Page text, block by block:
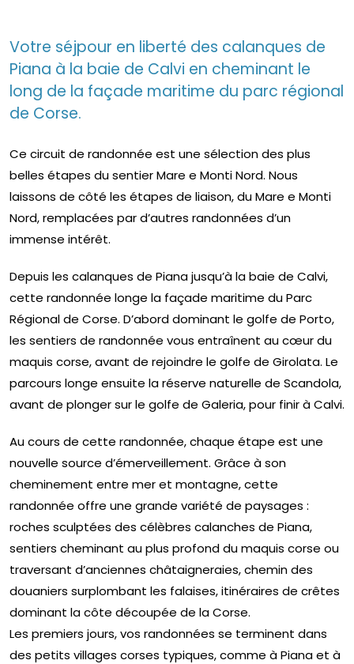
Votre séjpour en liberté des calanques de
Piana à la baie de Calvi en cheminant le
long de la façade maritime du parc régional
de Corse.
Ce circuit de randonnée est une sélection des plus
belles étapes du sentier Mare e Monti Nord. Nous
laissons de côté les étapes de liaison, du Mare e Monti
Nord, remplacées par d’autres randonnées d’un
immense intérêt.
Depuis les calanques de Piana jusqu’à la baie de Calvi,
cette randonnée longe la façade maritime du Parc
Régional de Corse. D’abord dominant le golfe de Porto,
les sentiers de randonnée vous entraînent au cœur du
maquis corse, avant de rejoindre le golfe de Girolata. Le
parcours longe ensuite la réserve naturelle de Scandola,
avant de plonger sur le golfe de Galeria, pour finir à Calvi.
Au cours de cette randonnée, chaque étape est une
nouvelle source d’émerveillement. Grâce à son
cheminement entre mer et montagne, cette
randonnée offre une grande variété de paysages :
roches sculptées des célèbres calanches de Piana,
sentiers cheminant au plus profond du maquis corse ou
traversant d’anciennes châtaigneraies, chemin des
douaniers surplombant les falaises, itinéraires de crêtes
dominant la côte découpée de la Corse.
Les premiers jours, vos randonnées se terminent dans
des petits villages corses typiques, comme à Piana et à